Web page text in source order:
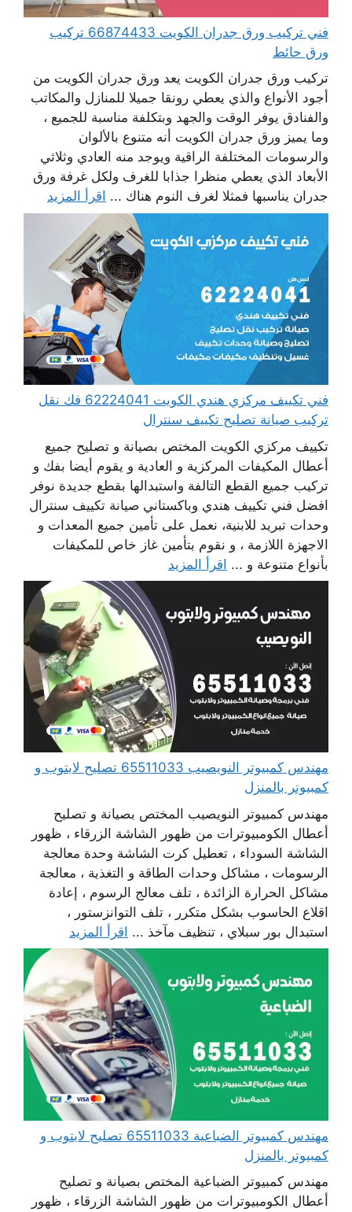
فني تركيب ورق جدران الكويت 66874433 تركيب
ورق حائط
تركيب ورق جدران الكويت يعد ورق جدران الكويت من
أجود الأنواع والذي يعطي رونقا جميلا للمنازل والمكاتب
والفنادق يوفر الوقت والجهد وبتكلفة مناسبة للجميع ،
وما يميز ورق جدران الكويت أنه متنوع بالألوان
والرسومات المختلفة الراقية ويوجد منه العادي وثلاثي
الأبعاد الذي يعطي منظرا جذابا للغرف ولكل غرفة ورق
جدران يناسبها فمثلا لغرف النوم هناك ... اقرأ المزيد
فني تكييف مركزي هندي الكويت 62224041 فك نقل
تركيب صيانة تصليح تكييف سنترال
تكييف مركزي الكويت المختص بصيانة و تصليح جميع
أعطال المكيفات المركزية و العادية و يقوم أيضا بفك و
تركيب جميع القطع التالفة واستبدالها بقطع جديدة نوفر
افضل فني تكييف هندي وباكستاني صيانة تكييف سنترال
وحدات تبريد للابنية، نعمل على تأمين جميع المعدات و
الاجهزة اللازمة ، و نقوم بتأمين غاز خاص للمكيفات
بأنواع متنوعة و ... اقرأ المزيد
مهندس كمبيوتر النويصيب 65511033 تصليح لابتوب و
كمبيوتر بالمنزل
مهندس كمبيوتر النويصيب المختص بصيانة و تصليح
أعطال الكومبيوترات من ظهور الشاشة الزرقاء ، ظهور
الشاشة السوداء ، تعطيل كرت الشاشة وحدة معالجة
الرسومات ، مشاكل وحدات الطاقة و التغذية ، معالجة
مشاكل الحرارة الزائدة ، تلف معالج الرسوم ، إعادة
اقلاع الحاسوب بشكل متكرر ، تلف التوانزستور ،
استبدال بور سبلاي ، تنظيف مآخذ ... اقرأ المزيد
مهندس كمبيوتر الضباعية 65511033 تصليح لابتوب و
كمبيوتر بالمنزل
مهندس كمبيوتر الضباعية المختص بصيانة و تصليح
أعطال الكومبيوترات من ظهور الشاشة الزرقاء ، ظهور